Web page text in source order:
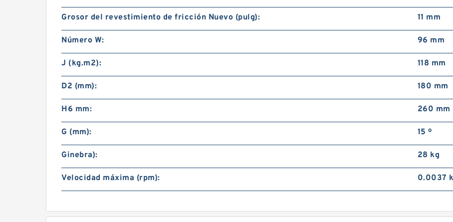
Grosor del revestimiento de fricción Nuevo (pulg): 11 mm
Número W: 96 mm
J (kg.m2): 118 mm
D2 (mm): 180 mm
H6 mm: 260 mm
G (mm): 15 º
Ginebra): 28 kg
Velocidad máxima (rpm): 0.0037